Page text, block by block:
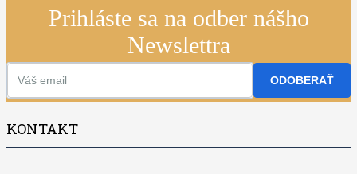
Prihláste sa na odber nášho
Newslettra
ODOBERAŤ
KONTAKT